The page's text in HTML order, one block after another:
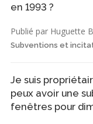
en 1993 ?
Publié par Huguette
Subventions et
Je suis
peux avoir une
fenêtres pour